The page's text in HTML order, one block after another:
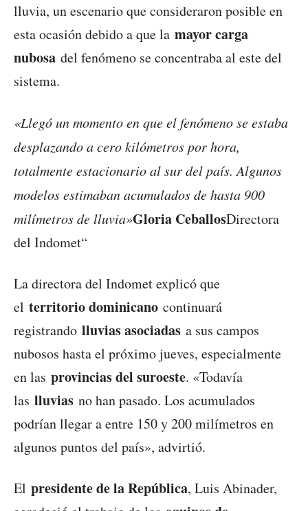
lluvia, un escenario que consideraron posible en
esta ocasión debido a que la mayor carga
nubosa del fenómeno se concentraba al este del
sistema.
«Llegó un momento en que el fenómeno se estaba
desplazando a cero kilómetros por hora,
totalmente estacionario al sur del país. Algunos
modelos estimaban acumulados de hasta 900
milímetros de lluvia»Gloria CeballosDirectora
del Indomet“
La directora del Indomet explicó que
el territorio dominicano continuará
registrando lluvias asociadas a sus campos
nubosos hasta el próximo jueves, especialmente
en las provincias del suroeste. «Todavía
las lluvias no han pasado. Los acumulados
podrían llegar a entre 150 y 200 milímetros en
algunos puntos del país», advirtió.
El presidente de la República, Luis Abinader,